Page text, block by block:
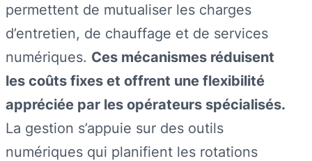
permettent de mutualiser les charges
d’entretien, de chauffage et de services
numériques. Ces mécanismes réduisent
les coûts fixes et offrent une flexibilité
appréciée par les opérateurs spécialisés.
La gestion s’appuie sur des outils
numériques qui planifient les rotations